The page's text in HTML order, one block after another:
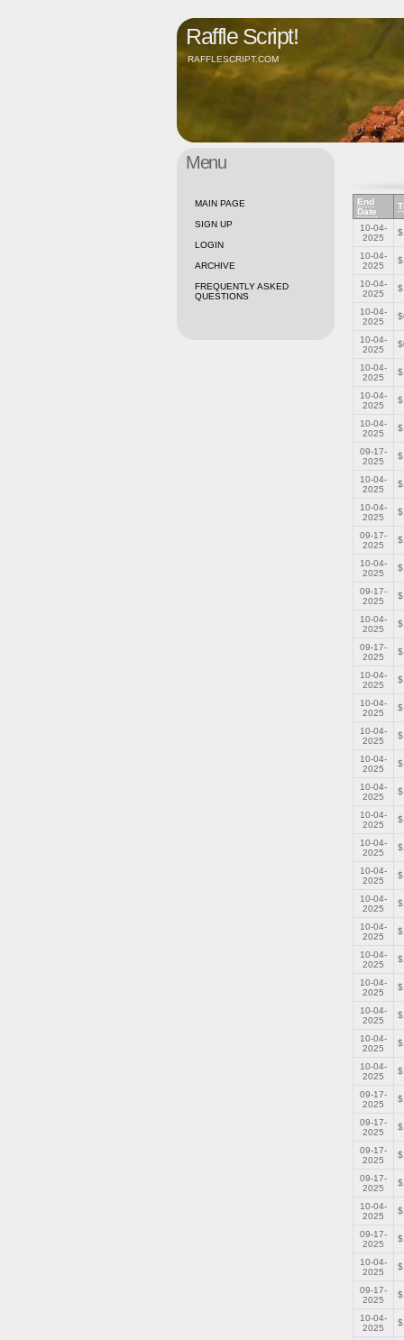
Raffle Script!
RAFFLESCRIPT.COM
Menu
MAIN PAGE
SIGN UP
LOGIN
ARCHIVE
FREQUENTLY ASKED
QUESTIONS
End
Date
10-04-
2025
10-04-
2025
10-04-
2025
10-04-
2025
10-04-
2025
10-04-
2025
10-04-
2025
10-04-
2025
09-17-
2025
10-04-
2025
10-04-
2025
09-17-
2025
10-04-
2025
09-17-
2025
10-04-
2025
09-17-
2025
10-04-
2025
10-04-
2025
10-04-
2025
10-04-
2025
10-04-
2025
10-04-
2025
10-04-
2025
10-04-
2025
10-04-
2025
10-04-
2025
10-04-
2025
10-04-
2025
10-04-
2025
10-04-
2025
10-04-
2025
09-17-
2025
09-17-
2025
09-17-
2025
09-17-
2025
10-04-
2025
09-17-
2025
10-04-
2025
09-17-
2025
10-04-
2025